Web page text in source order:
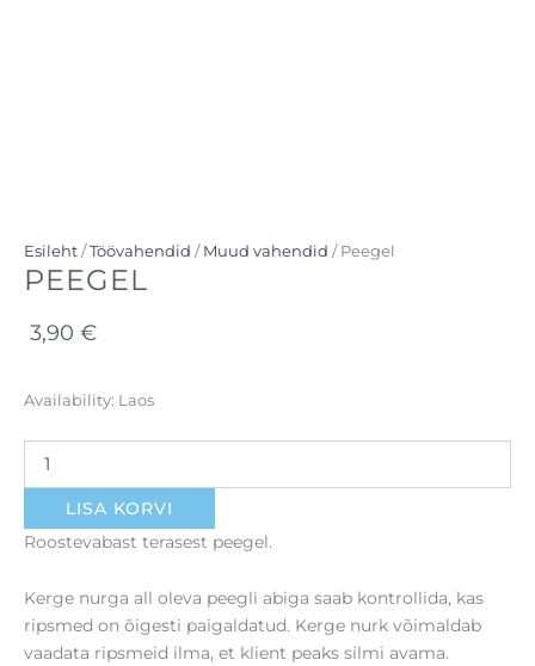
Esileht /Töövahendid / Muud vahendid / Peegel
PEEGEL
3,90 €
Availability: Laos
Peegel
LISA KORVI
Roostevabast terasest peegel.
Kerge nurga all oleva peegli abiga saab kontrollida, kas
ripsmed on õigesti paigaldatud. Kerge nurk võimaldab
vaadata ripsmeid ilma, et klient peaks silmi avama.